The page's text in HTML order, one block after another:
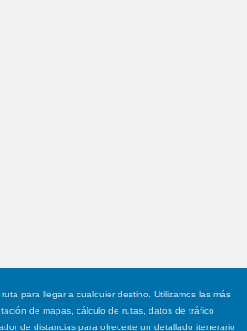
para llegar a cualquier destino. Utilizamos las más
de mapas, cálculo de rutas, datos de tráfico
de distancias para ofrecerte un detallado itenerario